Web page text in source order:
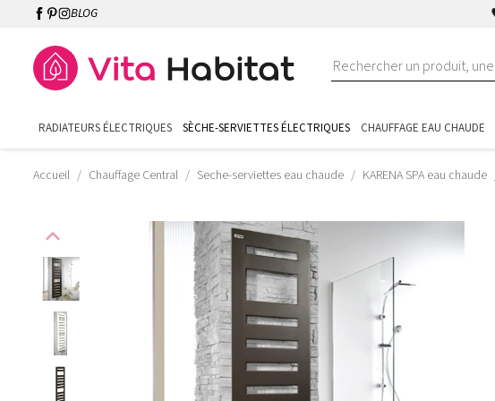
BLOG
RADIATEURS ÉLECTRIQUES SÈCHE-SERVIETTES ÉLECTRIQUES CHAUFFAGE EAU CHAUDE
Accueil Chauffage Central Seche-serviettes eau chaude KARENA SPA eau chaude
expand_less